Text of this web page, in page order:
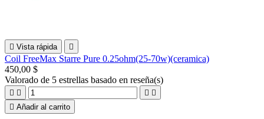
 Vista rápida 
Coil FreeMax Starre Pure 0.25ohm(25-70w)(ceramica)
450,00 $
Valorado de 5 estrellas basado en reseña(s)
   
 Añadir al carrito